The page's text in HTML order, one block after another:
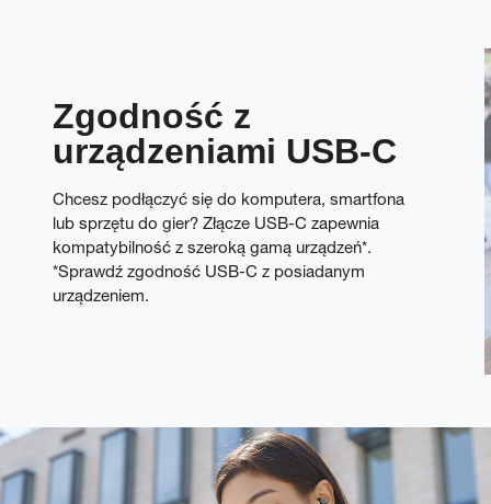
Zgodność z
urządzeniami USB-C
Chcesz podłączyć się do komputera, smartfona
lub sprzętu do gier? Złącze USB-C zapewnia
kompatybilność z szeroką gamą urządzeń*.
*Sprawdź zgodność USB-C z posiadanym
urządzeniem.